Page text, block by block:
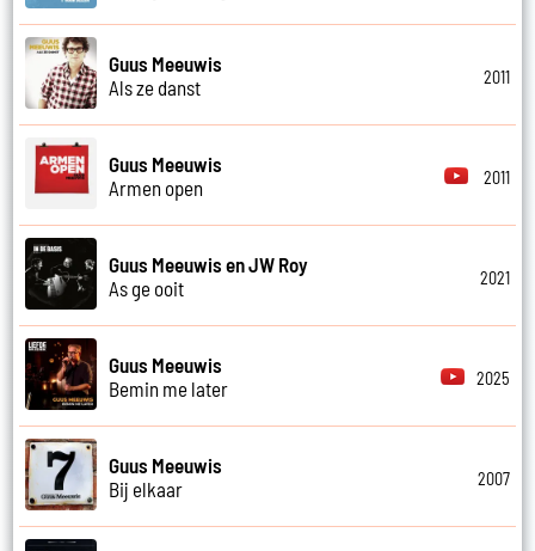
Guus Meeuwis
Als ze danst
2011
Guus Meeuwis
Armen open
2011
Guus Meeuwis en JW Roy
As ge ooit
2021
Guus Meeuwis
Bemin me later
2025
Guus Meeuwis
Bij elkaar
2007